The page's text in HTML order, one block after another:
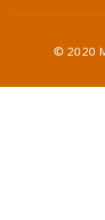
© 2020